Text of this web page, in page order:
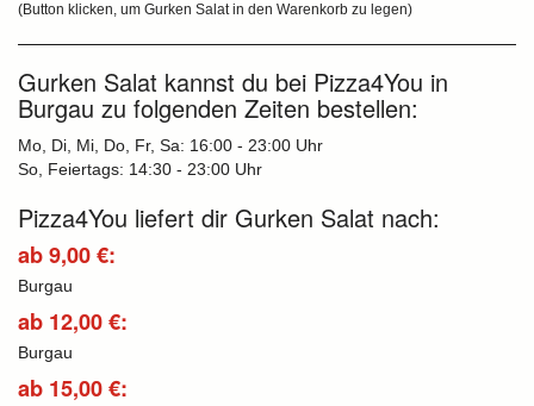
(Button klicken, um Gurken Salat in den Warenkorb zu legen)
Gurken Salat kannst du bei Pizza4You in
Burgau zu folgenden Zeiten bestellen:
Mo, Di, Mi, Do, Fr, Sa: 16:00 - 23:00 Uhr
So, Feiertags: 14:30 - 23:00 Uhr
Pizza4You liefert dir Gurken Salat nach:
ab 9,00 €:
Burgau
ab 12,00 €:
Burgau
ab 15,00 €: